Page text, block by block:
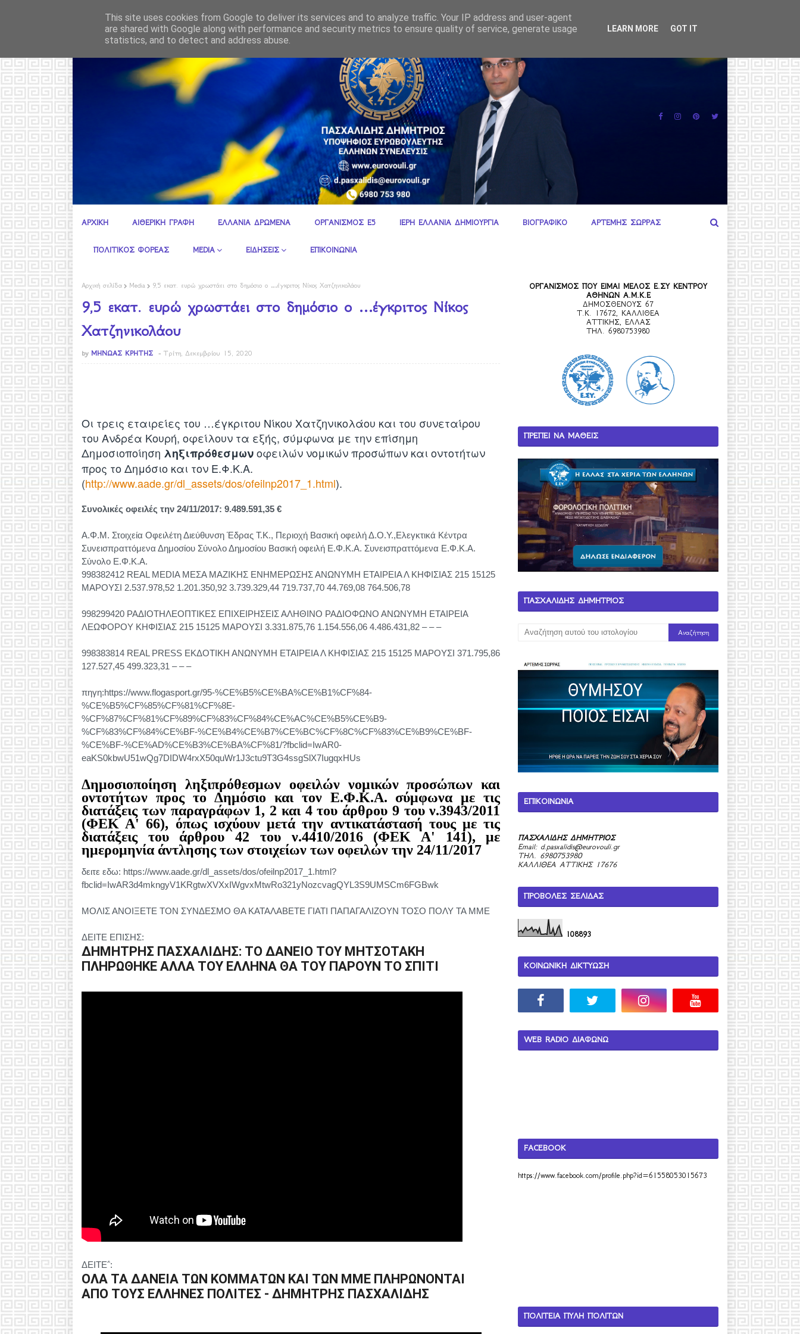
ΑΙΓΑΙΟ 30(;) Χρόνια Ίμια Και Συνάντηση Πρωθυπουργού Μητσοτάκη Στην Τουρκία (ΜΕΡΟΣ 1 & 2)
ΑΡΧΙΚΗ ΑΙΘΕΡΙΚΗ ΓΡΑΦΗ ΕΛΛΑΝΙΑ ΔΡΩΜΕΝΑ ΟΡΓΑΝΙΣΜΟΣ Ε5 ΙΕΡΗ ΕΛΛΑΝΙΑ ΔΗΜΙΟΥΡΓΙΑ ΒΙΟΓΡΑΦΙΚΟ ΑΡΤΕΜΗΣ ΣΩΡΡΑΣ
ΠΟΛΙΤΙΚΟΣ ΦΟΡΕΑΣ MEDIA ΕΙΔΗΣΕΙΣ ΕΠΙΚΟΙΝΩΝΙΑ
Αρχική σελίδα Media 9,5 εκατ. ευρώ χρωστάει στο δημόσιο ο …έγκριτος Νίκος Χατζηνικολάου
9,5 εκατ. ευρώ χρωστάει στο δημόσιο ο …έγκριτος Νίκος
Χατζηνικολάου
by ΜΗΝΩΑΣ ΚΡΗΤΗΣ Τρίτη, Δεκεμβρίου 15, 2020
Οι τρεις εταιρείες του …έγκριτου Νίκου Χατζηνικολάου και του συνεταίρου
του Ανδρέα Κουρή, οφείλουν τα εξής, σύμφωνα με την επίσημη
Δημοσιοποίηση ληξιπρόθεσμωνοφειλών νομικών προσώπων και οντοτήτων
προς το Δημόσιο και τον Ε.Φ.Κ.Α.
(http://www.aade.gr/dl_assets/dos/ofeilnp2017_1.html).
Συνολικές οφειλές την 24/11/2017: 9.489.591,35 €
Α.Φ.Μ. Στοιχεία Οφειλέτη Διεύθυνση Έδρας Τ.Κ., Περιοχή Βασική οφειλή Δ.Ο.Υ.,Ελεγκτικά Κέντρα
Συνεισπραττόμενα Δημοσίου Σύνολο Δημοσίου Βασική οφειλή Ε.Φ.Κ.Α. Συνεισπραττόμενα Ε.Φ.Κ.Α.
Σύνολο Ε.Φ.Κ.Α.
998382412 REAL MEDIA ΜΕΣΑ ΜΑΖΙΚΗΣ ΕΝΗΜΕΡΩΣΗΣ ΑΝΩΝΥΜΗ ΕΤΑΙΡΕΙΑ Λ ΚΗΦΙΣΙΑΣ 215 15125
ΜΑΡΟΥΣΙ 2.537.978,52 1.201.350,92 3.739.329,44 719.737,70 44.769,08 764.506,78
998299420 ΡΑΔΙΟΤΗΛΕΟΠΤΙΚΕΣ ΕΠΙΧΕΙΡΗΣΕΙΣ ΑΛΗΘΙΝΟ ΡΑΔΙΟΦΩΝΟ ΑΝΩΝΥΜΗ ΕΤΑΙΡΕΙΑ
ΛΕΩΦΟΡΟΥ ΚΗΦΙΣΙΑΣ 215 15125 ΜΑΡΟΥΣΙ 3.331.875,76 1.154.556,06 4.486.431,82 – – –
998383814 REAL PRESS ΕΚΔΟΤΙΚΗ ΑΝΩΝΥΜΗ ΕΤΑΙΡΕΙΑ Λ ΚΗΦΙΣΙΑΣ 215 15125 ΜΑΡΟΥΣΙ 371.795,86
127.527,45 499.323,31 – – –
πηγη:https://www.flogasport.gr/95-%CE%B5%CE%BA%CE%B1%CF%84-
%CE%B5%CF%85%CF%81%CF%8E-
%CF%87%CF%81%CF%89%CF%83%CF%84%CE%AC%CE%B5%CE%B9-
%CF%83%CF%84%CE%BF-%CE%B4%CE%B7%CE%BC%CF%8C%CF%83%CE%B9%CE%BF-
%CE%BF-%CE%AD%CE%B3%CE%BA%CF%81/?fbclid=IwAR0-
eaKS0kbwU51wQg7DIDW4rxX50quWr1J3ctu9T3G4ssgSlX7IugqxHUs
Δημοσιοποίηση ληξιπρόθεσμων οφειλών νομικών προσώπων και
οντοτήτων προς το Δημόσιο και τον Ε.Φ.Κ.Α. σύμφωνα με τις
διατάξεις των παραγράφων 1, 2 και 4 του άρθρου 9 του ν.3943/2011
(ΦΕΚ Α' 66), όπως ισχύουν μετά την αντικατάστασή τους με τις
διατάξεις του άρθρου 42 του ν.4410/2016 (ΦΕΚ Α' 141), με
ημερομηνία άντλησης των στοιχείων των οφειλών την 24/11/2017
δειτε εδω: https://www.aade.gr/dl_assets/dos/ofeilnp2017_1.html?
fbclid=IwAR3d4mkngyV1KRgtwXVXxIWgvxMtwRo321yNozcvagQYL3S9UMSCm6FGBwk
ΜΟΛΙΣ ΑΝΟΙΞΕΤΕ ΤΟΝ ΣΥΝΔΕΣΜΟ ΘΑ ΚΑΤΑΛΑΒΕΤΕ ΓΙΑΤΙ ΠΑΠΑΓΑΛΙΖΟΥΝ ΤΟΣΟ ΠΟΛΥ ΤΑ ΜΜΕ
ΔΕΙΤΕ ΕΠΙΣΗΣ:
ΔΗΜΗΤΡΗΣ ΠΑΣΧΑΛΙΔΗΣ: ΤΟ ΔΑΝΕΙΟ ΤΟΥ ΜΗΤΣΟΤΑΚΗ
ΠΛΗΡΩΘΗΚΕ ΑΛΛΑ ΤΟΥ ΕΛΛΗΝΑ ΘΑ ΤΟΥ ΠΑΡΟΥΝ ΤΟ ΣΠΙΤΙ
ΔΕΙΤΕ΅:
ΟΛΑ ΤΑ ΔΑΝΕΙΑ ΤΩΝ ΚΟΜΜΑΤΩΝ ΚΑΙ ΤΩΝ ΜΜΕ ΠΛΗΡΩΝΟΝΤΑΙ
ΑΠΟ ΤΟΥΣ ΕΛΛΗΝΕΣ ΠΟΛΙΤΕΣ - ΔΗΜΗΤΡΗΣ ΠΑΣΧΑΛΙΔΗΣ
ΟΡΓΑΝΙΣΜΟΣ ΠΟΥ ΕΙΜΑΙ ΜΕΛΟΣ Ε.ΣΥ ΚΕΝΤΡΟΥ
ΑΘΗΝΩΝ Α.Μ.Κ.Ε
ΔΗΜΟΣΘΕΝΟΥΣ 67
Τ.Κ. 17672, ΚΑΛΛΙΘΕΑ
ΑΤΤΙΚΗΣ, ΕΛΛΑΣ
ΤΗΛ. 6980753980
ΠΡΕΠΕΙ ΝΑ ΜΑΘΕΙΣ
ΠΑΣΧΑΛΙΔΗΣ ΔΗΜΗΤΡΙΟΣ
ΕΠΙΚΟΙΝΩΝΙΑ
ΠΑΣΧΑΛΙΔΗΣ ΔΗΜΗΤΡΙΟΣ
Email: d.pasxalidis@eurovouli.gr
ΤΗΛ. 6980753980
ΚΑΛΛΙΘΕΑ ΑΤΤΙΚΗΣ 17676
ΠΡΟΒΟΛΕΣ ΣΕΛΙΔΑΣ
108893
ΚΟΙΝΩΝΙΚΗ ΔΙΚΤΥΩΣΗ
WEB RADIO ΔΙΑΦΩΝΩ
FACEBOOK
https://www.facebook.com/profile.php?id=61558053015673
ΠΟΛΙΤΕΙΑ ΠΥΛΗ ΠΟΛΙΤΩΝ
This site uses cookies from Google to deliver its services and to analyze traffic. Your IP address and user-agent
are shared with Google along with performance and security metrics to ensure quality of service, generate usage
statistics, and to detect and address abuse.
LEARN MORE GOT IT